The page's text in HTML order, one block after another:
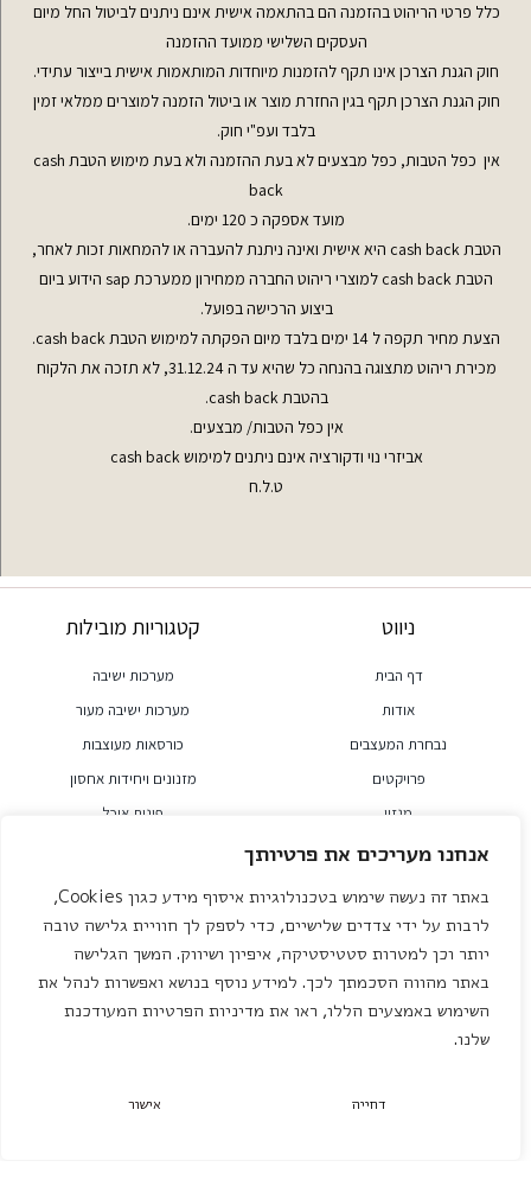
אנחנו מעריכים את פרטיותך
באתר זה נעשה שימוש בטכנולוגיות איסוף מידע כגון Cookies,
לרבות על ידי צדדים שלישיים, כדי לספק לך חוויית גלישה טובה
יותר וכן למטרות סטטיסטיקה, איפיון ושיווק. המשך הגלישה
באתר מהווה הסכמתך לכך. למידע נוסף בנושא ואפשרות לנהל את
השימוש באמצעים הללו, ראו את מדיניות הפרטיות המעודכנת
שלנו.
דחייה אישור
כלל פרטי הריהוט בהזמנה הם בהתאמה אישית אינם ניתנים לביטול החל מיום
העסקים השלישי ממועד ההזמנה
חוק הגנת הצרכן אינו תקף להזמנות מיוחדות המותאמות אישית בייצור עתידי.
חוק הגנת הצרכן תקף בגין החזרת מוצר או ביטול הזמנה למוצרים ממלאי זמין
בלבד ועפ"י חוק.
אין כפל הטבות, כפל מבצעים לא בעת ההזמנה ולא בעת מימוש הטבת cash
back
מועד אספקה כ 120 ימים.
הטבת cash back היא אישית ואינה ניתנת להעברה או להמחאות זכות לאחר,
הטבת cash back למוצרי ריהוט החברה ממחירון ממערכת sap הידוע ביום
ביצוע הרכישה בפועל.
הצעת מחיר תקפה ל 14 ימים בלבד מיום הפקתה למימוש הטבת cash back.
מכירת ריהוט מתצוגה בהנחה כל שהיא עד ה 31.12.24, לא תזכה את הלקוח
בהטבת cash back.
אין כפל הטבות/ מבצעים.
אביזרי נוי ודקורציה אינם ניתנים למימוש cash back
ט.ל.ח
ניווט
דף הבית
אודות
נבחרת המעצבים
פרויקטים
מגזין
סרטונים
מדיניות פרטיות
צרו קשר
קטגוריות מובילות
מערכות ישיבה
מערכות ישיבה מעור
כורסאות מעוצבות
מזנונים ויחידות אחסון
פינות אוכל
אקססוריז
ריהוט משרדי
מותגים
GAMMA
יצירת קשר
5921010